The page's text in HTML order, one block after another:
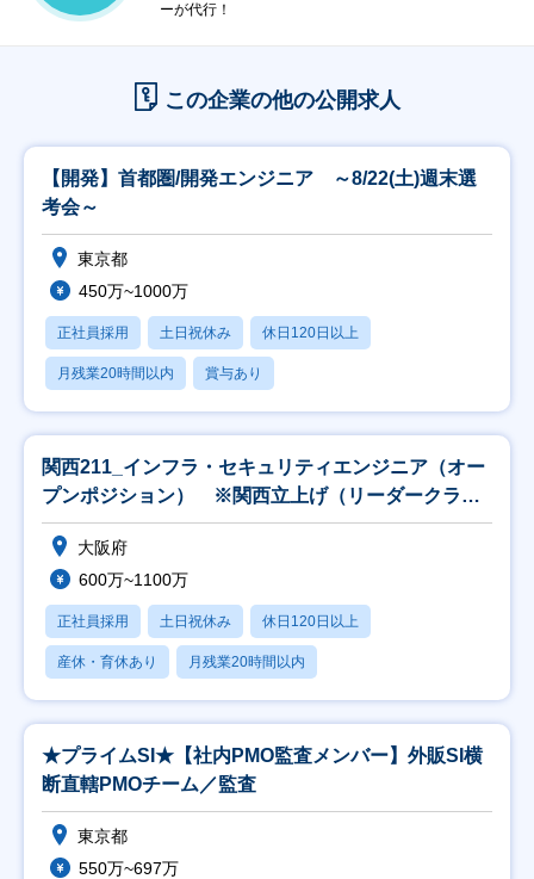
ーが代行！
この企業の他の公開求人
【開発】首都圏/開発エンジニア ～8/22(土)週末選
考会～
東京都
450万~1000万
正社員採用 土日祝休み 休日120日以上
月残業20時間以内 賞与あり
関西211_インフラ・セキュリティエンジニア（オー
プンポジション） ※関西立上げ（リーダークラス
以上
大阪府
600万~1100万
正社員採用 土日祝休み 休日120日以上
産休・育休あり 月残業20時間以内
★プライムSI★【社内PMO監査メンバー】外販SI横
断直轄PMOチーム／監査
東京都
550万~697万